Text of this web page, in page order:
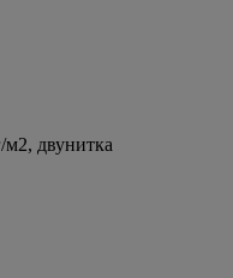
м2, двунитка